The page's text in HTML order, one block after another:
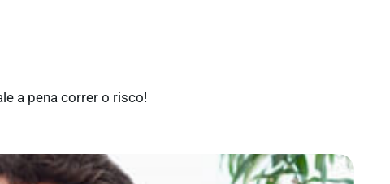
a pena correr o risco!